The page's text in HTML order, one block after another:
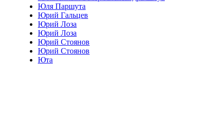
Юля Паршута
Юрий Гальцев
Юрий Лоза
Юрий Лоза
Юрий Стоянов
Юрий Стоянов
Юта